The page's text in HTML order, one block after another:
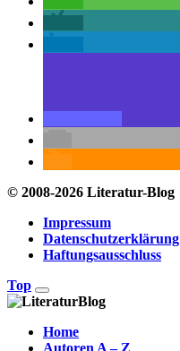
© 2008-2026 Literatur-Blog
Impressum
Datenschutzerklärung
Haftungsausschluss
Top
Home
Autoren A – Z